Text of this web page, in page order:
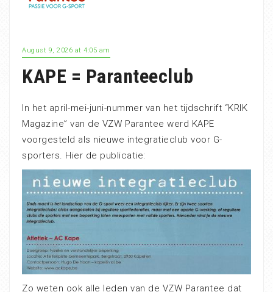
August 9, 2026 at 4:05 am
KAPE = Paranteeclub
In het april-mei-juni-nummer van het tijdschrift “KRIK
Magazine” van de VZW Parantee werd KAPE
voorgesteld als nieuwe integratieclub voor G-
sporters. Hier de publicatie:
Zo weten ook alle leden van de VZW Parantee dat